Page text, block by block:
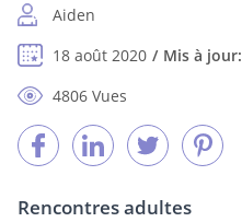
Aiden
18 août 2020
Mis à jour:
4806 Vues
Rencontres adultes